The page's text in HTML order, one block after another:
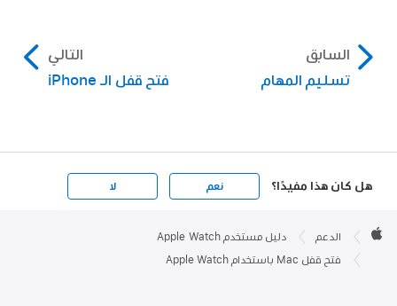
السابق
تسليم المهام
التالي
فتح قفل الـ iPhone
هل كان هذا مفيدًا؟ نعم لا
Footer

الدعم دليل مستخدم Apple Watch
فتح قفل Mac باستخدام Apple Watch